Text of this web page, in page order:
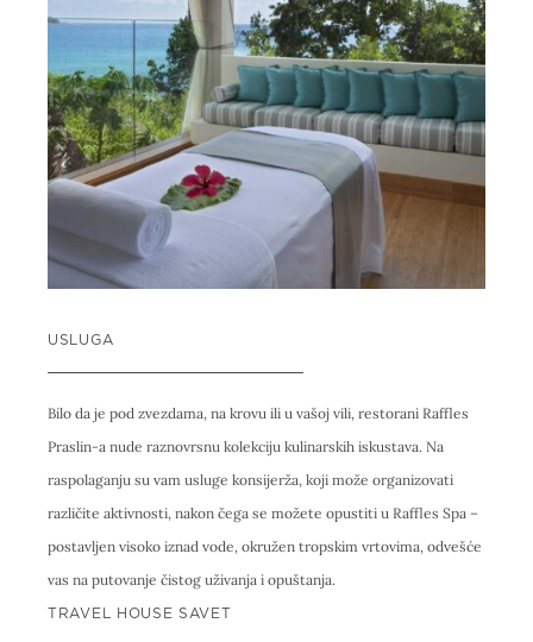
USLUGA
Bilo da je pod zvezdama, na krovu ili u vašoj vili, restorani Raffles
Praslin-a nude raznovrsnu kolekciju kulinarskih iskustava. Na
raspolaganju su vam usluge konsijerža, koji može organizovati
različite aktivnosti, nakon čega se možete opustiti u Raffles Spa –
postavljen visoko iznad vode, okružen tropskim vrtovima, odvešće
vas na putovanje čistog uživanja i opuštanja.
TRAVEL HOUSE SAVET